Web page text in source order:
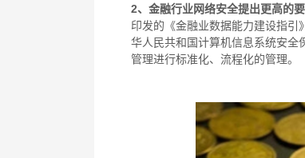
2、金融行业网络安全提出更高的要
印发的《金融业数据能力建设指引
华人民共和国计算机信息系统安全
管理进行标准化、流程化的管理。